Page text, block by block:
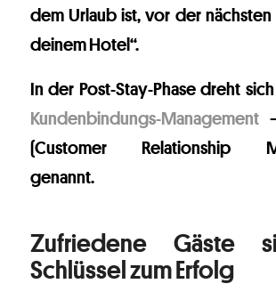
dem Urlaub ist, vor der
deinem Hotel“.
In der Post-Stay-Phase dreht
Kundenbindungs-Management–
(Customer Relationship
genannt.
Zufriedene Gäste
Schlüssel zum Erfolg